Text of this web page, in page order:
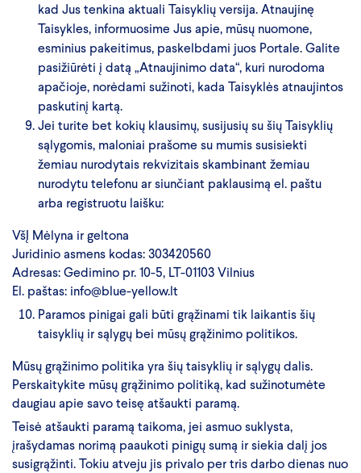
kad Jus tenkina aktuali Taisyklių versija. Atnaujinę
Taisykles, informuosime Jus apie, mūsų nuomone,
esminius pakeitimus, paskelbdami juos Portale. Galite
pasižiūrėti į datą „Atnaujinimo data“, kuri nurodoma
apačioje, norėdami sužinoti, kada Taisyklės atnaujintos
paskutinį kartą.
Jei turite bet kokių klausimų, susijusių su šių Taisyklių
sąlygomis, maloniai prašome su mumis susisiekti
žemiau nurodytais rekvizitais skambinant žemiau
nurodytu telefonu ar siunčiant paklausimą el. paštu
arba registruotu laišku:
VšĮ Mėlyna ir geltona
Juridinio asmens kodas: 303420560
Adresas: Gedimino pr. 10-5, LT-01103 Vilnius
El. paštas: info@blue-yellow.lt
Paramos pinigai gali būti grąžinami tik laikantis šių
taisyklių ir sąlygų bei mūsų grąžinimo politikos.
Mūsų grąžinimo politika yra šių taisyklių ir sąlygų dalis.
Perskaitykite mūsų grąžinimo politiką, kad sužinotumėte
daugiau apie savo teisę atšaukti paramą.
Teisė atšaukti paramą taikoma, jei asmuo suklysta,
įrašydamas norimą paaukoti pinigų sumą ir siekia dalį jos
susigrąžinti. Tokiu atveju jis privalo per tris darbo dienas nuo